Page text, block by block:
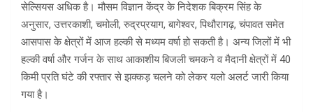
सेल्सियस अधिक है। मौसम विज्ञान केंद्र के निदेशक बिक्रम सिंह के
अनुसार, उत्तरकाशी, चमोली, रुद्रप्रयाग, बागेश्वर, पिथौरागढ़, चंपावत समेत
आसपास के क्षेत्रों में आज हल्की से मध्यम वर्षा हो सकती है। अन्य जिलों में भी
हल्की वर्षा और गर्जन के साथ आकाशीय बिजली चमकने व मैदानी क्षेत्रों में 40
किमी प्रति घंटे की रफ्तार से झक्कड़ चलने को लेकर यलो अलर्ट जारी किया
गया है।